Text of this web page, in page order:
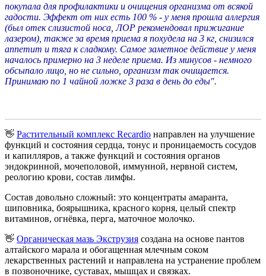
покупала для профилактики и очищения организма от всякой
гадости. Эффект от них есть 100 % - у меня прошла аллергия
(был отек слизистой носа, ЛОР рекомендовал прижигание
лазером), также за время приема я похудела на 3 кг, снизился
аппетит и тяга к сладкому. Самое заметное действие у меня
началось примерно на 3 неделе приема. Из минусов - немного
обсыпало лицо, но не сильно, организм так очищается.
Принимаю по 1 чайной ложке 3 раза в день до еды".
👋 Растительный комплекс Recardio направлен на улучшение
функций и состояния сердца, тонус и проницаемость сосудов
и капилляров, а также функций и состояния органов
эндокринной, мочеполовой, иммунной, нервной систем,
реологию крови, состав лимфы.
Состав довольно сложный: это концентраты амаранта,
шиповника, боярышника, красного корня, целый спектр
витаминов, огнёвка, перга, маточное молочко.
👋 Органическая мазь Экструзия создана на основе пантов
алтайского марала и обогащенная млечным соком
лекарственных растений и направлена на устранение проблем
в позвоночнике, суставах, мышцах и связках.